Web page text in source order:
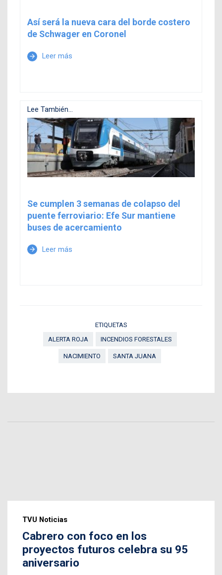
Así será la nueva cara del borde costero
de Schwager en Coronel
arrow_forward Leer más
Lee También...
Se cumplen 3 semanas de colapso del
puente ferroviario: Efe Sur mantiene
buses de acercamiento
arrow_forward Leer más
ETIQUETAS
ALERTA ROJA
INCENDIOS FORESTALES
NACIMIENTO SANTA JUANA
TVU Noticias
Cabrero con foco en los
proyectos futuros celebra su 95
aniversario